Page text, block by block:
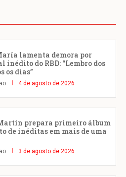
lamenta demora por
inédito do RBD: “Lembro dos
os dias”
4 de agosto de 2026
prepara primeiro álbum
de inéditas em mais de uma
3 de agosto de 2026